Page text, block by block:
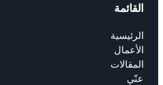
القائمة
الرئيسية
الأعمال
المقالات
عنّي